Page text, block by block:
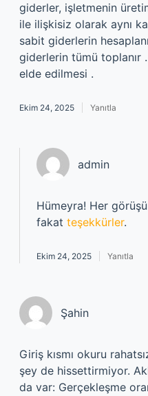
giderler, işletmenin
ile ilişkisiz olarak aynı
sabit giderlerin
giderlerin tümü toplanır
elde edilmesi .
Ekim 24, 2025 Yanıtla
admin
Hümeyra! Her
fakat teşekkürler.
Ekim 24, 2025 Yanıtla
Şahin
Giriş kısmı okuru
şey de hissettirmiyor.
da var: Gerçekleşme